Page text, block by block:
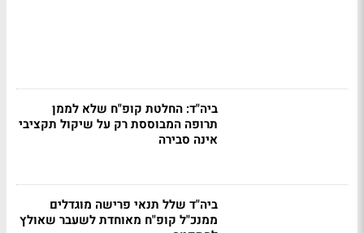
ביה"ד: החלטת קופ"ח שלא לממן
תרופה המבוססת רק על שיקול תקציבי
אינה סבירה
ביה"ד שלל תנאי פרישה מוגדלים
ממנכ"ל קופ"ח מאוחדת לשעבר שאולץ